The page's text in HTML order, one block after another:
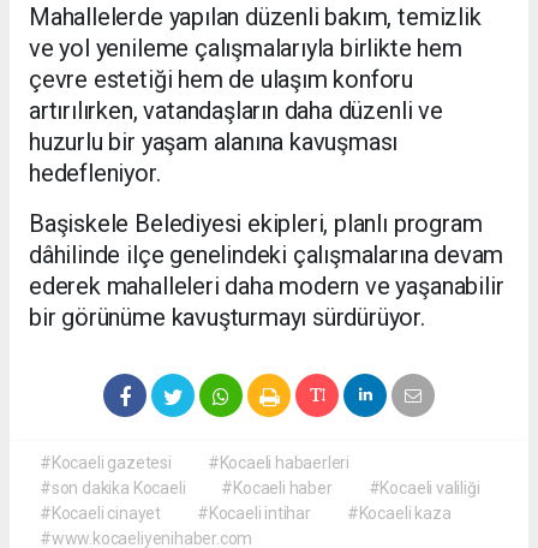
Mahallelerde yapılan düzenli bakım, temizlik
ve yol yenileme çalışmalarıyla birlikte hem
çevre estetiği hem de ulaşım konforu
artırılırken, vatandaşların daha düzenli ve
huzurlu bir yaşam alanına kavuşması
hedefleniyor.
Başiskele Belediyesi ekipleri, planlı program
dâhilinde ilçe genelindeki çalışmalarına devam
ederek mahalleleri daha modern ve yaşanabilir
bir görünüme kavuşturmayı sürdürüyor.
#Kocaeli gazetesi
#Kocaeli habaerleri
#son dakika Kocaeli
#Kocaeli haber
#Kocaeli valiliği
#Kocaeli cinayet
#Kocaeli intihar
#Kocaeli kaza
#www.kocaeliyenihaber.com